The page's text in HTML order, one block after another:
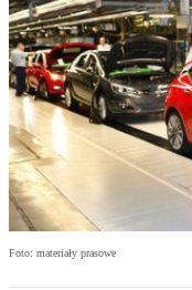
Foto: materiały prasowe